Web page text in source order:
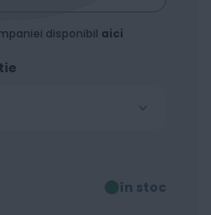
disponibil aici
în stoc